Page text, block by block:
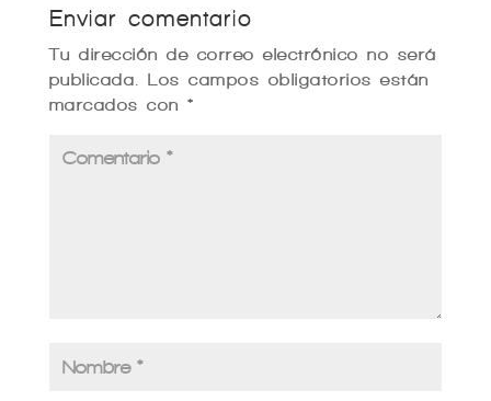
Enviar comentario
Tu dirección de correo electrónico no será
publicada.
Los campos obligatorios están
marcados con*